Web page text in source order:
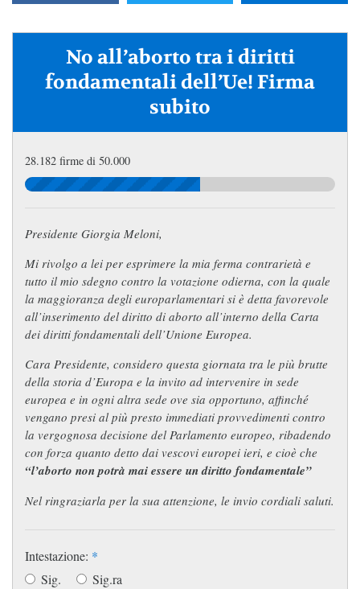
No all’aborto tra i diritti
fondamentali dell’Ue! Firma
subito
28.182 firme di 50.000
Presidente Giorgia Meloni,
Mi rivolgo a lei per esprimere la mia ferma contrarietà e
tutto il mio sdegno contro la votazione odierna, con la quale
la maggioranza degli europarlamentari si è detta favorevole
all’inserimento del diritto di aborto all’interno della Carta
dei diritti fondamentali dell’Unione Europea.
Cara Presidente, considero questa giornata tra le più brutte
della storia d’Europa e la invito ad intervenire in sede
europea e in ogni altra sede ove sia opportuno, affinché
vengano presi al più presto immediati provvedimenti contro
la vergognosa decisione del Parlamento europeo, ribadendo
con forza quanto detto dai vescovi europei ieri, e cioè che
“l’aborto non potrà mai essere un diritto fondamentale”
Nel ringraziarla per la sua attenzione, le invio cordiali saluti.
Intestazione: *
Sig.
Sig.ra